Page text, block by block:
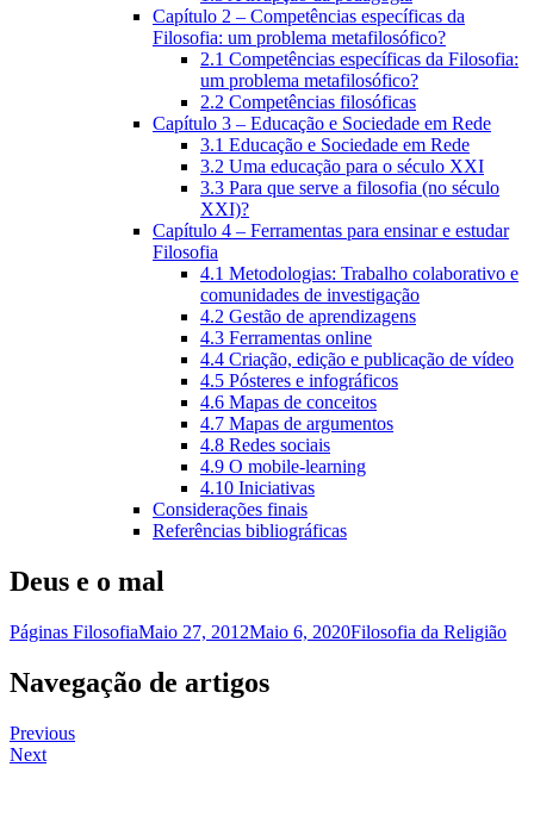
Capítulo 2 – Competências específicas da
Filosofia: um problema metafilosófico?
2.1 Competências específicas da Filosofia:
um problema metafilosófico?
2.2 Competências filosóficas
Capítulo 3 – Educação e Sociedade em Rede
3.1 Educação e Sociedade em Rede
3.2 Uma educação para o século XXI
3.3 Para que serve a filosofia (no século
XXI)?
Capítulo 4 – Ferramentas para ensinar e estudar
Filosofia
4.1 Metodologias: Trabalho colaborativo e
comunidades de investigação
4.2 Gestão de aprendizagens
4.3 Ferramentas online
4.4 Criação, edição e publicação de vídeo
4.5 Pósteres e infográficos
4.6 Mapas de conceitos
4.7 Mapas de argumentos
4.8 Redes sociais
4.9 O mobile-learning
4.10 Iniciativas
Considerações finais
Referências bibliográficas
Deus e o mal
Páginas FilosofiaMaio 27, 2012Maio 6, 2020Filosofia da Religião
Navegação de artigos
Previous
Next